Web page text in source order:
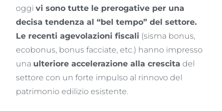
oggivi sono tutte le prerogative per una
decisa tendenza al “bel tempo” del settore.
Le recenti agevolazioni fiscali (sisma bonus,
ecobonus, bonus facciate, etc.) hanno impresso
una ulteriore accelerazione alla crescita del
settore con un forte impulso al rinnovo del
patrimonio edilizio esistente.